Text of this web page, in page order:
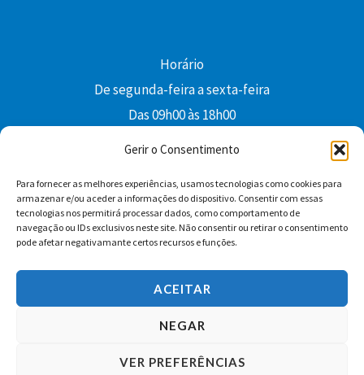
Gerir o Consentimento
Para fornecer as melhores experiências, usamos tecnologias como cookies para
armazenar e/ou aceder a informações do dispositivo. Consentir com essas
tecnologias nos permitirá processar dados, como comportamento de
navegação ou IDs exclusivos neste site. Não consentir ou retirar o consentimento
pode afetar negativamante certos recursos e funções.
ACEITAR
NEGAR
VER PREFERÊNCIAS
Horário
De segunda-feira a sexta-feira
Das 09h00 às 18h00
Facebook YouTube Instagram
Whatsapp
Condições Gerais de Venda
Copyright © 2026 Edições Colibri